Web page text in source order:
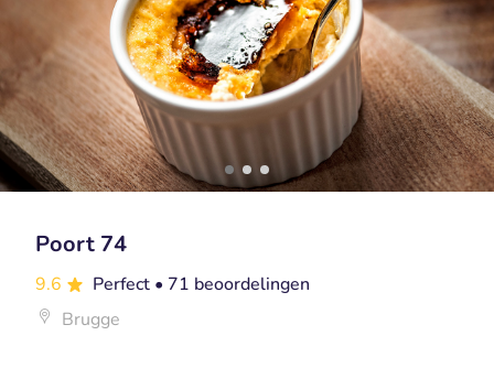
Poort 74
9.6 Perfect • 71 beoordelingen
Brugge